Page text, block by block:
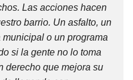
Las acciones hacen
barrio. Un asfalto, un
o un programa
si la gente no lo toma
derecho que mejora su